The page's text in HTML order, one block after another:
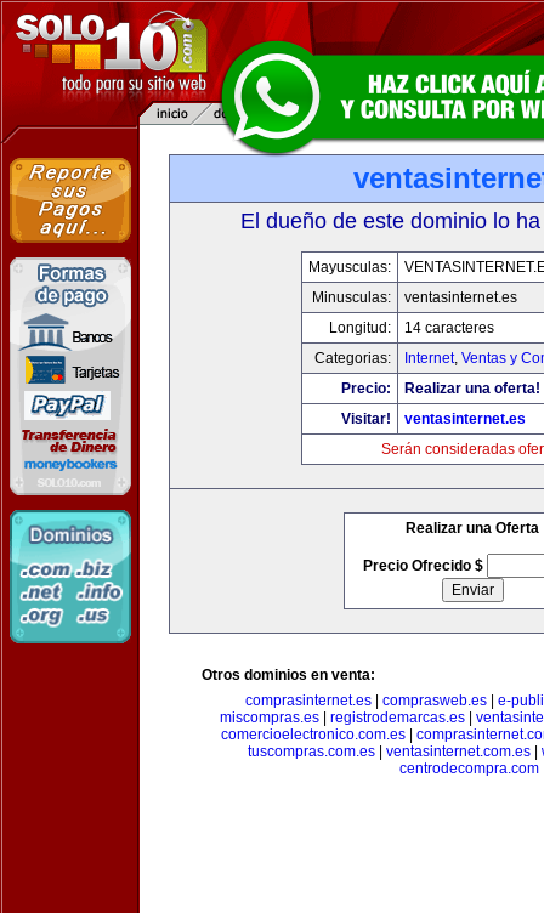
El dueño de este dominio lo
Mayusculas:
Minusculas:
ventasinternet.es
Longitud:
14 caracteres
Categorias:
Internet, Ventas y
Precio:
Realizar una oferta!
Visitar!
ventasinternet.es
Serán consideradas
Realizar una Oferta
Precio Ofrecido $
Otros dominios en venta:
comprasinternet.es
comprasweb.es
e-
miscompras.es
registrodemarcas.es
comercioelectronico.com.es
tuscompras.com.es| ventasinternet.com.es|
centrodecompra.com